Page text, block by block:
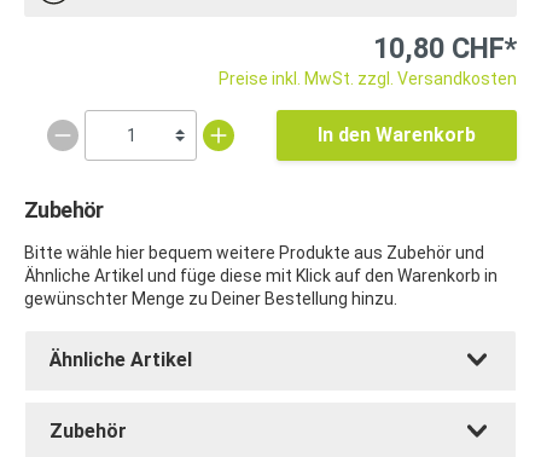
10,80 CHF*
Preise inkl. MwSt. zzgl. Versandkosten
In den Warenkorb
Zubehör
Bitte wähle hier bequem weitere Produkte aus Zubehör und
Ähnliche Artikel und füge diese mit Klick auf den Warenkorb in
gewünschter Menge zu Deiner Bestellung hinzu.
Ähnliche Artikel
Zubehör